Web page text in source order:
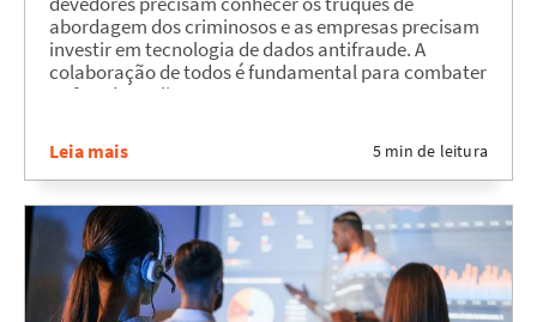
abordagem dos criminosos e as empresas precisam
investir em tecnologia de dados antifraude. A
colaboração de todos é fundamental para combater
as fraudes online....
Leia mais 5 min de leitura